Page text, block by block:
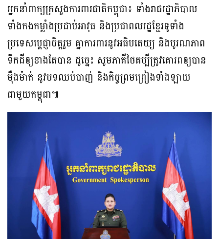
អ្នកនាំពាក្យក្រសួងការពារជាតិកម្ពុជា៖ ទាំងរាជរដ្ឋាភិបាល
ទាំងកងកម្លាំងប្រដាប់អាវុធ និងប្រជាពលរដ្ឋខ្មែរទូទាំង
ប្រទេសប្តេជ្ញាចិត្តរួម គ្នាការពារនូវអធិបតេយ្យ និងបូរណភាព
ទឹកដីឲ្យខាងតែបាន ដូច្នេះ សូមភាគីថៃគប្បីត្រូវគោរពឲ្យបាន
ម៉ឺងម៉ាត់ នូវបទឈប់បាញ់ និងកិច្ចព្រមព្រៀងទាំងឡាយ
ជាមួយកម្ពុជា៕